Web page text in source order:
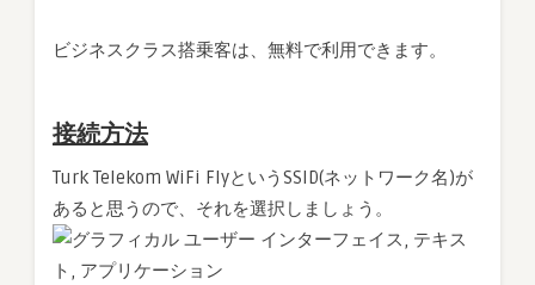
ビジネスクラス搭乗客は、無料で利用できます。
接続方法
Turk Telekom WiFi FlyというSSID(ネットワーク名)が
あると思うので、それを選択しましょう。